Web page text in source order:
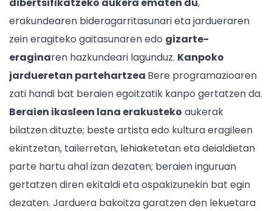
erakundearen bideragarritasunari eta jardueraren
zein eragiteko gaitasunaren edo gizarte-
eraginaren hazkundeari lagunduz. Kanpoko
jardueretan partehartzea Bere programazioaren
zati handi bat beraien egoitzatik kanpo gertatzen da.
Beraien ikasleen lana erakusteko aukerak
bilatzen dituzte; beste artista edo kultura eragileen
ekintzetan, tailerretan, lehiaketetan eta deialdietan
parte hartu ahal izan dezaten; beraien inguruan
gertatzen diren ekitaldi eta ospakizunekin bat egin
dezaten. Jarduera bakoitza garatzen den lekuetara